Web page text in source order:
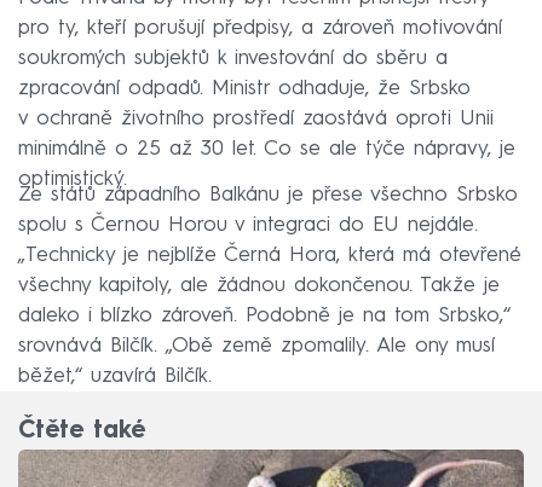
pro ty, kteří porušují předpisy, a zároveň motivování
soukromých subjektů k investování do sběru a
zpracování odpadů. Ministr odhaduje, že Srbsko
v ochraně životního prostředí zaostává oproti Unii
minimálně o 25 až 30 let. Co se ale týče nápravy, je
optimistický.
Ze států západního Balkánu je přese všechno Srbsko
spolu s Černou Horou v integraci do EU nejdále.
„Technicky je nejblíže Černá Hora, která má otevřené
všechny kapitoly, ale žádnou dokončenou. Takže je
daleko i blízko zároveň. Podobně je na tom Srbsko,“
srovnává Bilčík. „Obě země zpomalily. Ale ony musí
běžet,“ uzavírá Bilčík.
Čtěte také